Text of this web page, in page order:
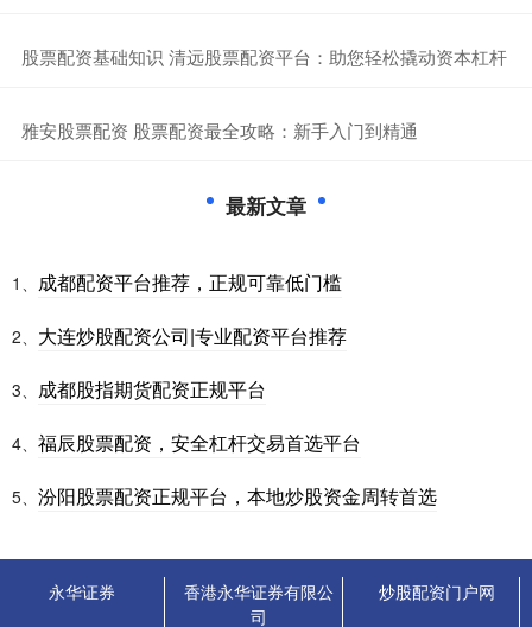
​股票配资基础知识 清远股票配资平台：助您轻松撬动资本杠杆
​雅安股票配资 股票配资最全攻略：新手入门到精通
最新文章
1、 成都配资平台推荐，正规可靠低门槛
2、 大连炒股配资公司|专业配资平台推荐
3、 成都股指期货配资正规平台
4、 福辰股票配资，安全杠杆交易首选平台
5、 汾阳股票配资正规平台，本地炒股资金周转首选
永华证券
香港永华证券有限公
司
炒股配资门户网